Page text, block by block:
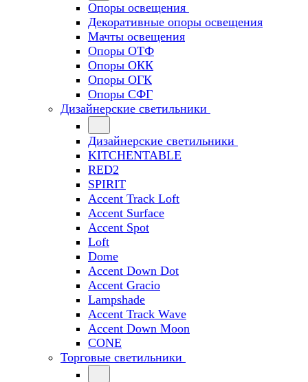
Опоры освещения
Декоративные опоры освещения
Мачты освещения
Опоры ОТФ
Опоры ОКК
Опоры ОГК
Опоры СФГ
Дизайнерские светильники
Дизайнерские светильники
KITCHENTABLE
RED2
SPIRIT
Accent Track Loft
Accent Surface
Accent Spot
Loft
Dome
Accent Down Dot
Accent Gracio
Lampshade
Accent Track Wave
Accent Down Moon
CONE
Торговые светильники